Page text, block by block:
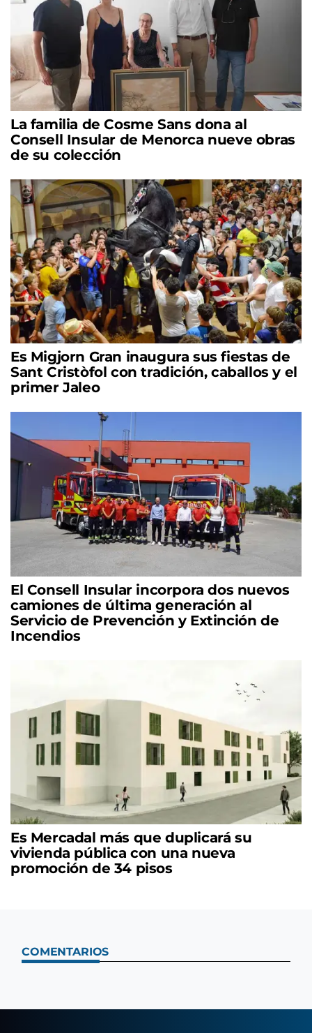
La familia de Cosme Sans dona al
Consell Insular de Menorca nueve obras
de su colección
Es Migjorn Gran inaugura sus fiestas de
Sant Cristòfol con tradición, caballos y el
primer Jaleo
El Consell Insular incorpora dos nuevos
camiones de última generación al
Servicio de Prevención y Extinción de
Incendios
Es Mercadal más que duplicará su
vivienda pública con una nueva
promoción de 34 pisos
COMENTARIOS